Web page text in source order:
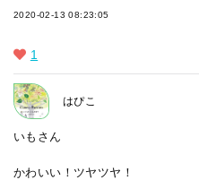
2020-02-13 08:23:05
1
はぴこ
いもさん
かわいい！ツヤツヤ！